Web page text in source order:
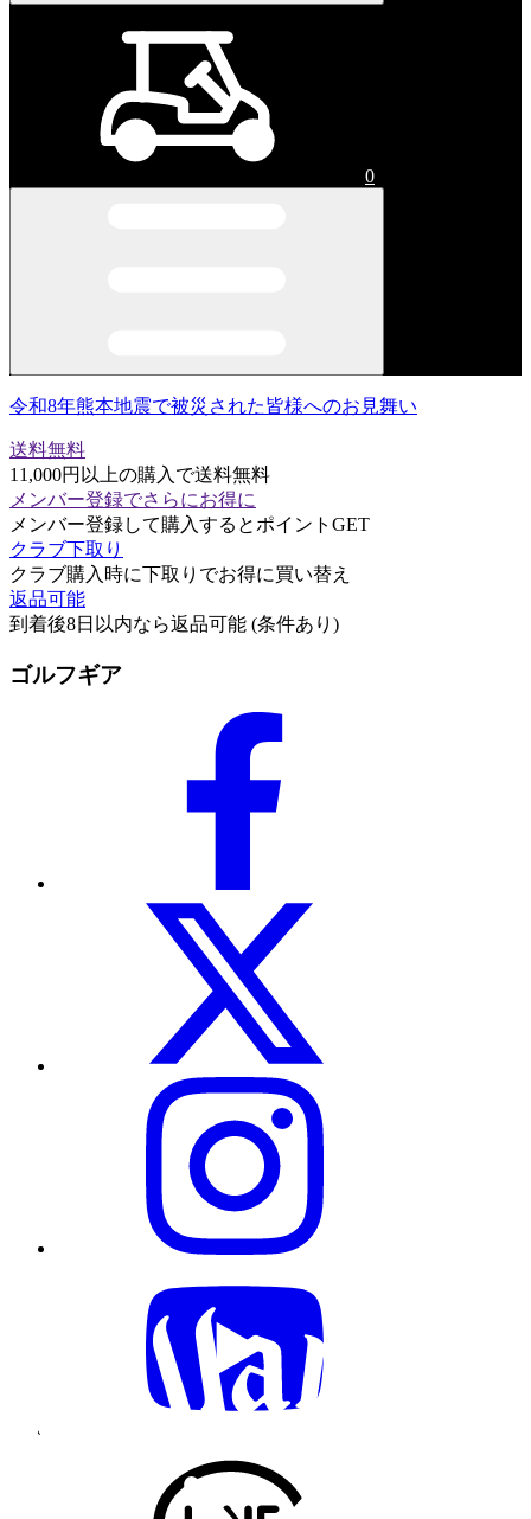
0
令和8年熊本地震で被災された皆様へのお見舞い
送料無料
11,000円以上の購入で送料無料
メンバー登録でさらにお得に
メンバー登録して購入するとポイントGET
クラブ下取り
クラブ購入時に下取りでお得に買い替え
返品可能
到着後8日以内なら返品可能 (条件あり)
ゴルフギア